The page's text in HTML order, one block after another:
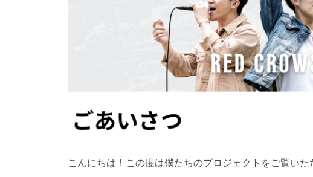
こんにちは！この度は僕たちのプロジェクトをご覧いた